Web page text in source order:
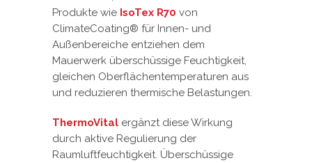
Produkte wie IsoTex R70 von
ClimateCoating® für Innen- und
Außenbereiche entziehen dem
Mauerwerk überschüssige Feuchtigkeit,
gleichen Oberflächentemperaturen aus
und reduzieren thermische Belastungen.
ThermoVital ergänzt diese Wirkung
durch aktive Regulierung der
Raumluftfeuchtigkeit. Überschüssige